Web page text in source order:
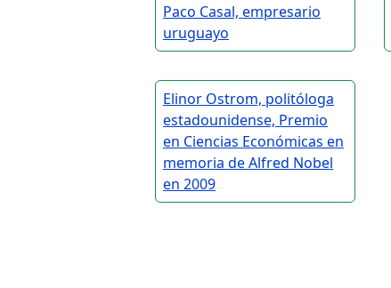
Paco Casal, empresario
uruguayo
Elinor Ostrom, politóloga
estadounidense, Premio
en Ciencias Económicas en
memoria de Alfred Nobel
en 2009